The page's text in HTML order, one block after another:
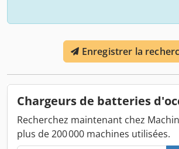
Enregistrer la
Chargeurs de batteries
Recherchez maintenant chez
plus de 200 000 machines utilisées.